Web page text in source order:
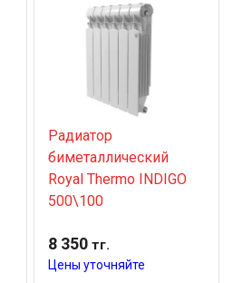
Радиатор
биметаллический
Royal Thermo INDIGO
500\100
8 350тг.
Цены уточняйте